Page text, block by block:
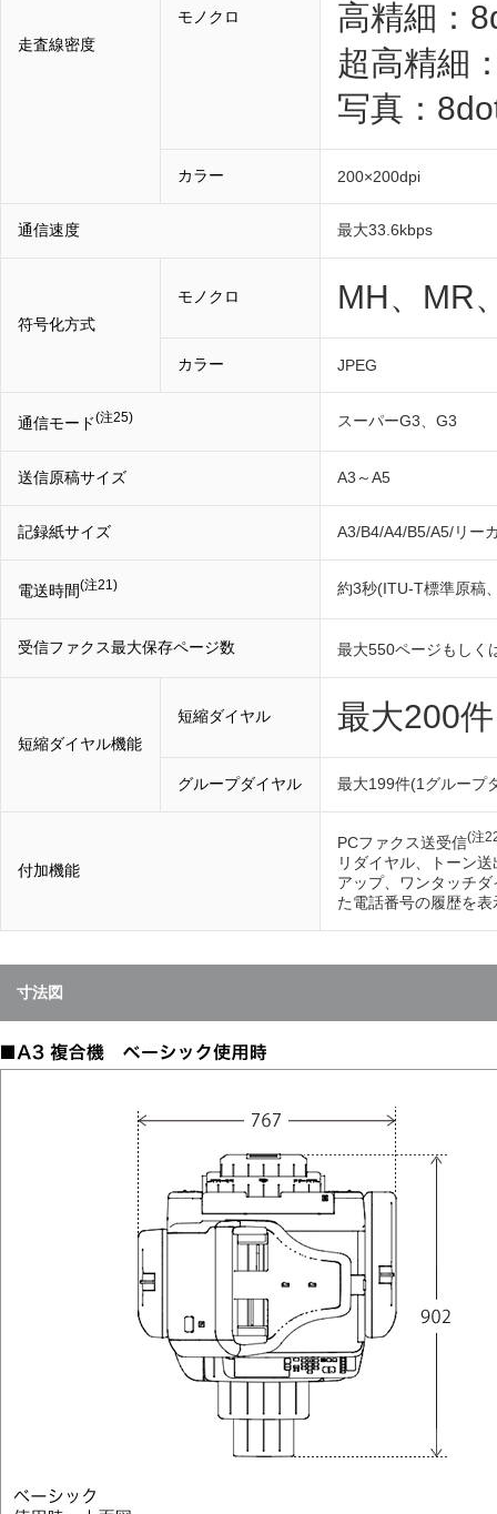
走査線密度
モノクロ
高精細：
超高精細
写真：
カラー 200×200dpi
通信速度 最大33.6kbps
符号化方式
モノクロ MH、MR
カラー JPEG
通信モード(注25) スーパーG3、G3
送信原稿サイズ A3～A5
記録紙サイズ A3/B4/A4/B5/A5/リー
電送時間(注21) 約3秒(ITU-T標準原稿
受信ファクス最大保存ページ数 最大550ページもしく
短縮ダイヤル機能
短縮ダイヤル 最大200件
グループダイヤル 最大199件(1グループ
付加機能
PCファクス送受信(注
リダイヤル、トーン
アップ、ワンタッチ
た電話番号の履歴を
寸法図